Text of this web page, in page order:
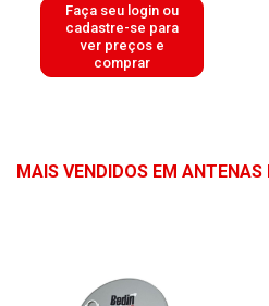
Faça seu login ou
cadastre-se para
ver preços e
comprar
MAIS VENDIDOS EM ANTENAS